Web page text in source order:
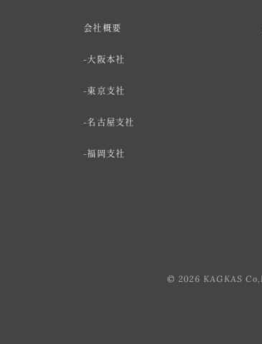
会社概要
大阪本社
東京支社
名古屋支社
福岡支社
© 2026 KAGKAS